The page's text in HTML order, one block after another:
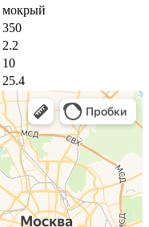
мокрый
350
2.2
10
25.4